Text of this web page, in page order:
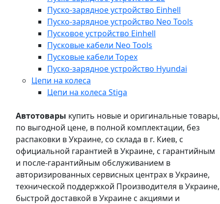
Пуско-зарядное устройство Einhell
Пуско-зарядное устройство Neo Tools
Пусковое устройство Einhell
Пусковые кабели Neo Tools
Пусковые кабели Topex
Пуско-зарядное устройство Hyundai
Цепи на колеса
Цепи на колеса Stiga
Автотовары купить новые и оригинальные товары,
по выгодной цене, в полной комплектации, без
распаковки в Украине, со склада в г. Киев, с
официальной гарантией в Украине, с гарантийным
и после-гарантийным обслуживанием в
авторизированных сервисных центрах в Украине,
технической поддержкой Производителя в Украине,
быстрой доставкой в Украине с акциями и